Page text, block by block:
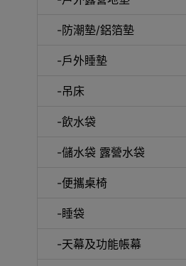
-防潮墊/鋁箔墊
-戶外睡墊
-吊床
-飲水袋
-儲水袋 露營水袋
-便攜桌椅
-睡袋
-天幕及功能帳幕